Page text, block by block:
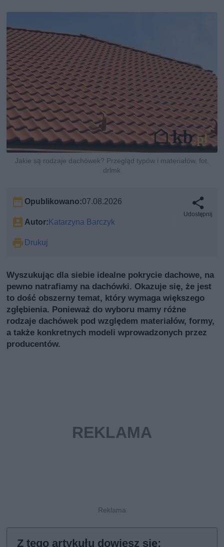
Jakie są rodzaje dachówek? Przegląd typów i materiałów, fot.
drlmk
Opublikowano:07.08.2026
Autor:Katarzyna Barczyk
Drukuj
Udostępnij
Wyszukując dla siebie idealne pokrycie dachowe, na
pewno natrafiamy na dachówki. Okazuje się, że jest
to dość obszerny temat, który wymaga większego
zgłębienia. Ponieważ do wyboru mamy różne
rodzaje dachówek pod względem materiałów, formy,
a także konkretnych modeli wprowadzonych przez
producentów.